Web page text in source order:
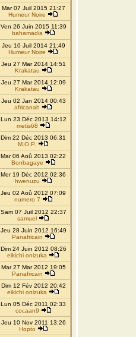
Mar 07 Juil 2015 21:27
Humeur Noire
Ven 26 Juin 2015 11:39
bahamadia
Jeu 10 Juil 2014 21:49
Humeur Noire
Jeu 27 Mar 2014 14:51
Krakatau
Jeu 27 Mar 2014 12:09
Krakatau
Jeu 02 Jan 2014 00:43
africanah
Lun 23 Déc 2013 14:12
metis68
Dim 22 Déc 2013 06:31
M.O.P.
Mar 06 Aoû 2013 02:22
Bonbagaye
Mer 19 Déc 2012 02:36
hwenuzu
Jeu 02 Aoû 2012 07:09
numero 7
Sam 07 Juil 2012 22:37
samuel
Jeu 28 Juin 2012 16:49
Panafricain
Dim 24 Juin 2012 08:26
eikichi onizuka
Mar 27 Mar 2012 19:05
Panafricain
Dim 12 Fév 2012 20:42
eikichi onizuka
Lun 05 Déc 2011 02:33
cocaan9
Jeu 10 Nov 2011 13:26
Hopto